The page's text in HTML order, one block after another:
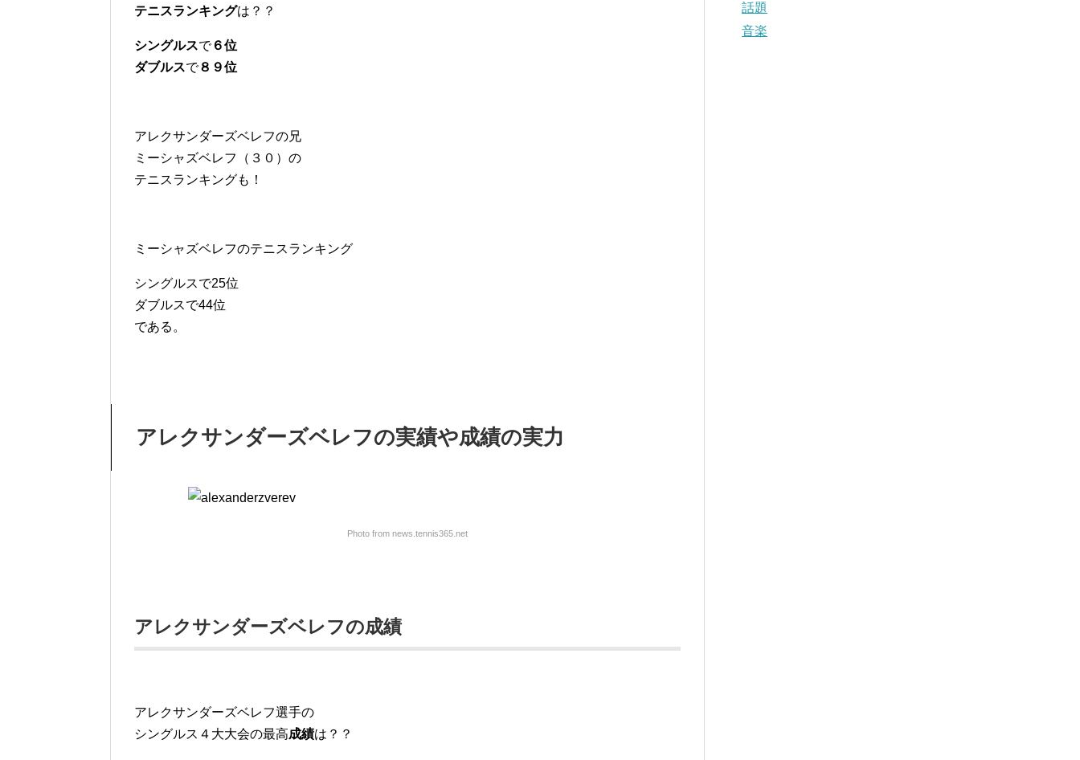
テニスランキングは？？
シングルスで６位
ダブルスで８９位
アレクサンダーズベレフの兄
ミーシャズベレフ（３０）の
テニスランキングも！
ミーシャズベレフのテニスランキング
シングルスで25位
ダブルスで44位
である。
アレクサンダーズベレフの実績や成績の実力
Photo from news.tennis365.net
アレクサンダーズベレフの成績
アレクサンダーズベレフ選手の
シングルス４大大会の最高成績は？？
話題
音楽